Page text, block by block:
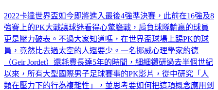
2022卡達世界盃如今即將進入最後4強準決賽，此前在16強及8
強賽上的PK大戰讓球迷看得心驚膽戰，肩負球隊輸贏的球員
更是壓力破表。不過大家知道嗎，在世界盃球場上踢PK的球
員，竟然比去過太空的人還要少。一名挪威心理學家約德
（Geir Jordet）還耗費長達5年的時間，細細鑽研過去半個世紀
以來，所有大型國際男子足球賽事的PK影片，從中研究「人
類在壓力下的行為複雜性」，並思考要如何把這項概念應用到